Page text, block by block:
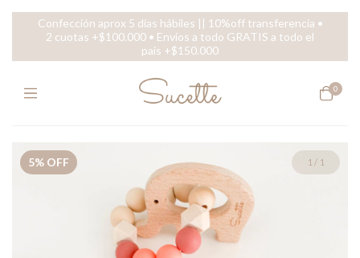
Confección aprox 5 días hábiles || 10%off transferencia •
2 cuotas +$100.000 • Envíos a todo GRATIS a todo el
pais +$150.000
0
5% OFF 1 / 1